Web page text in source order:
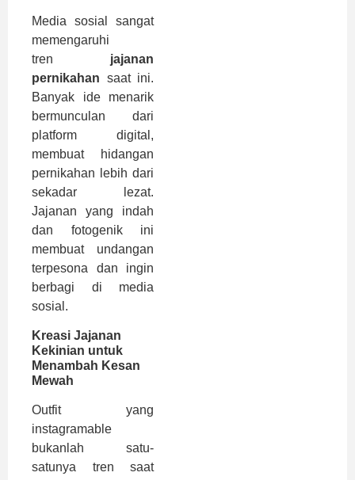
Media sosial sangat
memengaruhi
tren jajanan
pernikahan saat ini.
Banyak ide menarik
bermunculan dari
platform digital,
membuat hidangan
pernikahan lebih dari
sekadar lezat.
Jajanan yang indah
dan fotogenik ini
membuat undangan
terpesona dan ingin
berbagi di media
sosial.
Kreasi Jajanan
Kekinian untuk
Menambah Kesan
Mewah
Outfit yang
instagramable
bukanlah satu-
satunya tren saat